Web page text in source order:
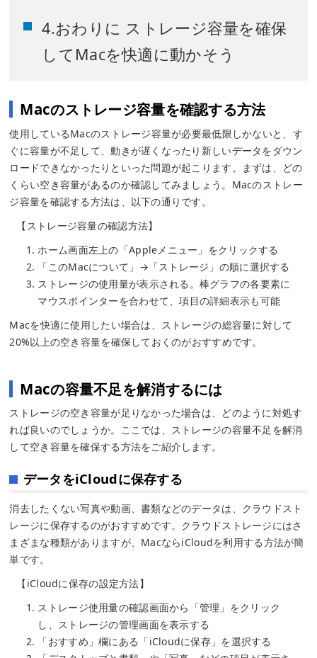
4.おわりに ストレージ容量を確保
してMacを快適に動かそう
Macのストレージ容量を確認する方法
使用しているMacのストレージ容量が必要最低限しかないと、す
ぐに容量が不足して、動きが遅くなったり新しいデータをダウン
ロードできなかったりといった問題が起こります。まずは、どの
くらい空き容量があるのか確認してみましょう。Macのストレー
ジ容量を確認する方法は、以下の通りです。
【ストレージ容量の確認方法】
ホーム画面左上の「Appleメニュー」をクリックする
「このMacについて」→「ストレージ」の順に選択する
ストレージの使用量が表示される。棒グラフの各要素に
マウスポインターを合わせて、項目の詳細表示も可能
Macを快適に使用したい場合は、ストレージの総容量に対して
20%以上の空き容量を確保しておくのがおすすめです。
Macの容量不足を解消するには
ストレージの空き容量が足りなかった場合は、どのように対処す
れば良いのでしょうか。ここでは、ストレージの容量不足を解消
して空き容量を確保する方法をご紹介します。
データをiCloudに保存する
消去したくない写真や動画、書類などのデータは、クラウドスト
レージに保存するのがおすすめです。クラウドストレージにはさ
まざまな種類がありますが、MacならiCloudを利用する方法が簡
単です。
【iCloudに保存の設定方法】
ストレージ使用量の確認画面から「管理」をクリック
し、ストレージの管理画面を表示する
「おすすめ」欄にある「iCloudに保存」を選択する